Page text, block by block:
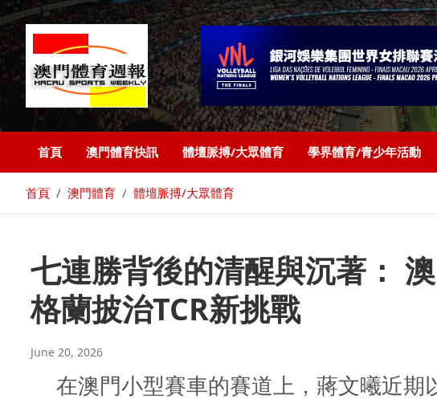
首頁 澳門體育快訊 體壇脈搏/大眾體育 學界體育/青少年活動
首頁 澳門體育 體壇脈搏/大眾體育
七連勝背後的清醒與沉著：
格蘭披治TCR新挑戰
June 20, 2026
在澳門小型賽車的賽道上，蔣文曦近期